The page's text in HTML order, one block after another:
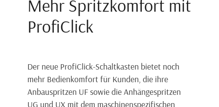
Mehr Spritzkomfort mit
ProfiClick
Der neue ProfiClick-Schaltkasten bietet noch
mehr Bedienkomfort für Kunden, die ihre
Anbauspritzen UF sowie die Anhängespritzen
UG und UX mit dem maschinenspezifischen